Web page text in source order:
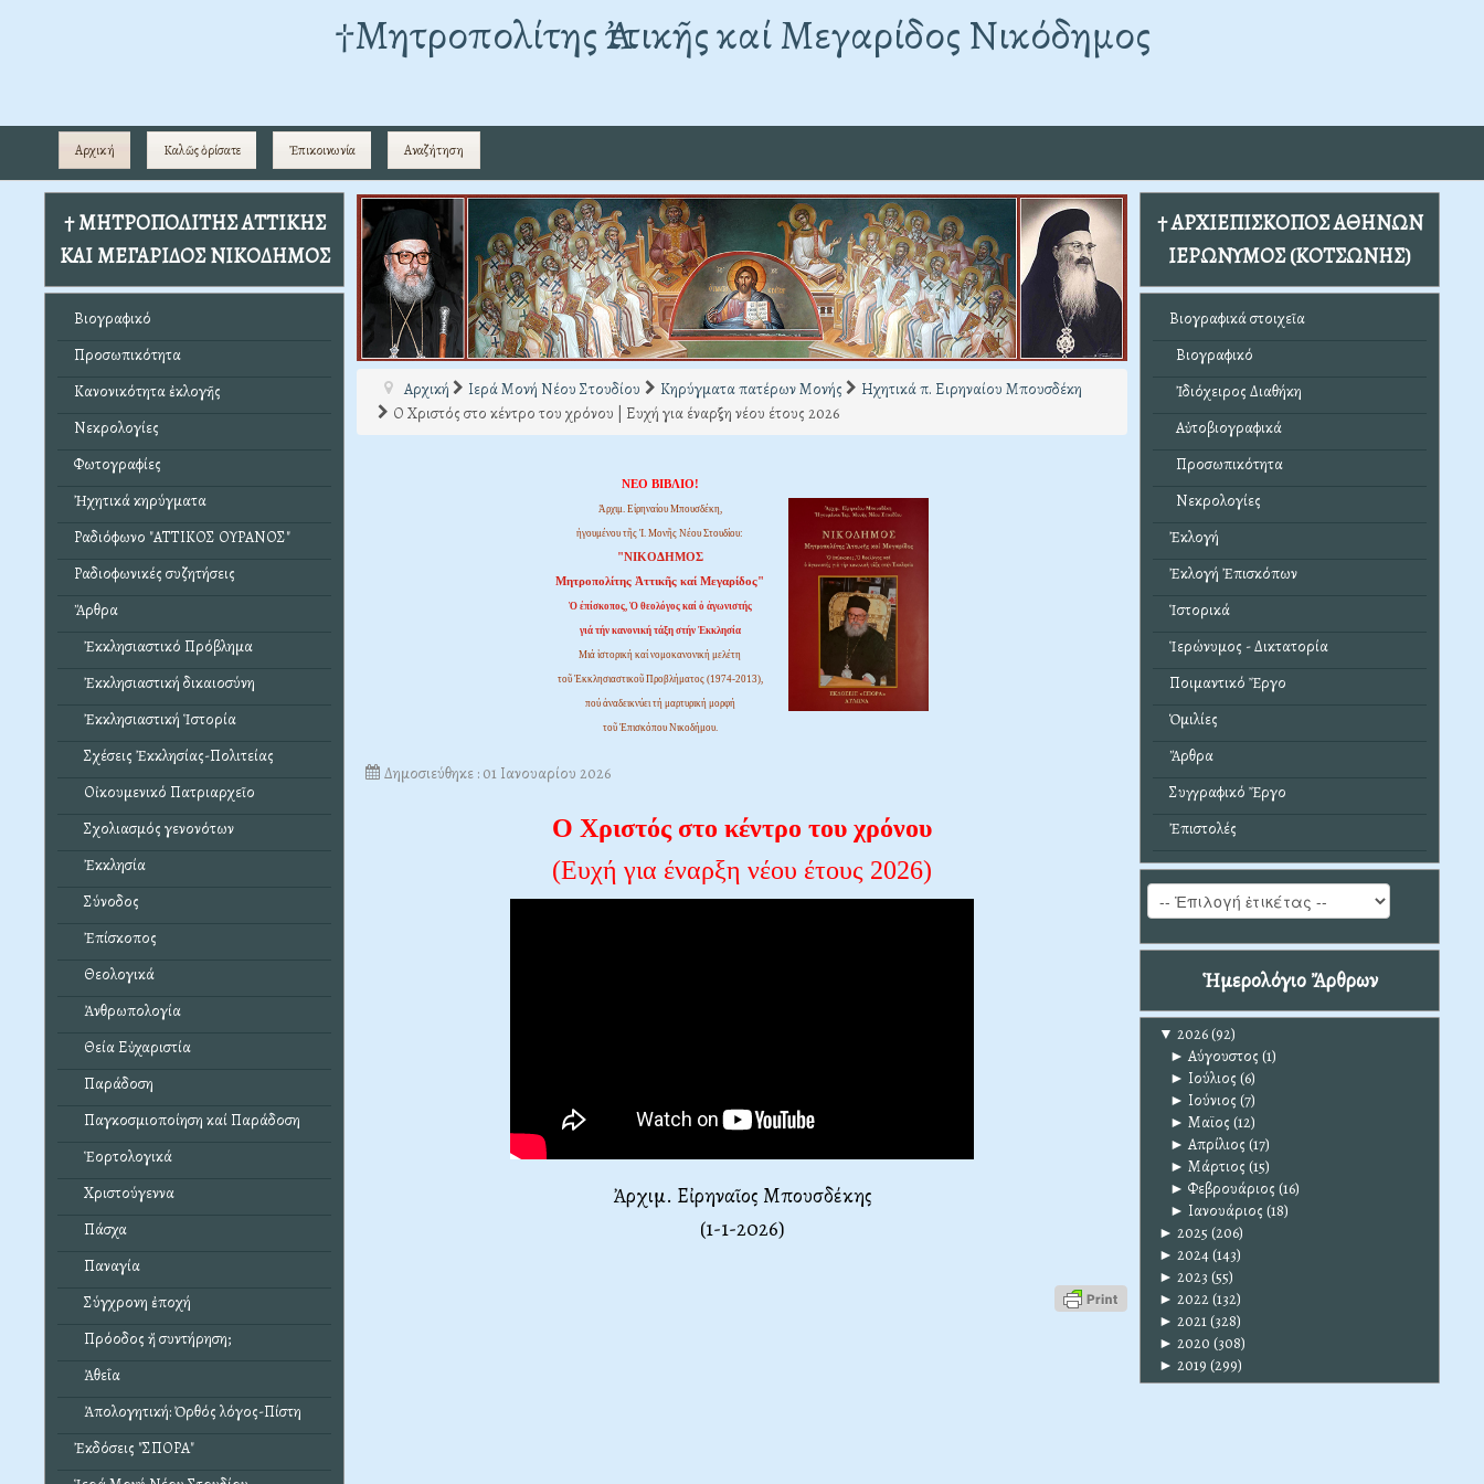
†Mητροπολίτης Ἀττικῆς καί Μεγαρίδος Νικόδημος
Αρχική Καλῶς ὁρίσατε Ἐπικοινωνία Αναζήτηση
† ΜΗΤΡΟΠΟΛΙΤΗΣ ΑΤΤΙΚΗΣ
ΚΑΙ ΜΕΓΑΡΙΔΟΣ ΝΙΚΟΔΗΜΟΣ
Βιογραφικό
Προσωπικότητα
Κανονικότητα ἐκλογῆς
Νεκρολογίες
Φωτογραφίες
Ἠχητικά κηρύγματα
Ραδιόφωνο "ΑΤΤΙΚΟΣ ΟΥΡΑΝΟΣ"
Ραδιοφωνικές συζητήσεις
Ἄρθρα
Ἐκκλησιαστικό Πρόβλημα
Ἐκκλησιαστική δικαιοσύνη
Ἐκκλησιαστική Ἱστορία
Σχέσεις Ἐκκλησίας-Πολιτείας
Οἰκουμενικό Πατριαρχεῖο
Σχολιασμός γενονότων
Ἐκκλησία
Σύνοδος
Ἐπίσκοπος
Θεολογικά
Ἀνθρωπολογία
Θεία Εὐχαριστία
Παράδοση
Παγκοσμιοποίηση καί Παράδοση
Ἑορτολογικά
Χριστούγεννα
Πάσχα
Παναγία
Σύγχρονη ἐποχή
Πρόοδος ἤ συντήρηση;
Ἀθεΐα
Ἀπολογητική: Ὀρθός λόγος-Πίστη
Ἐκδόσεις "ΣΠΟΡΑ"
Αρχική Ιερά Μονή Νέου Στουδίου Κηρύγματα πατέρων Μονής
Ηχητικά π. Ειρηναίου Μπουσδέκη
Ο Χριστός στο κέντρο του χρόνου | Ευχή για έναρξη νέου έτους 2026
ΝΕΟ ΒΙΒΛΙΟ!
Ἀρχιμ. Εἰρηναίου Μπουσδέκη,
ἡγουμένου τῆς Ἱ. Μονῆς Νέου Στουδίου:
"ΝΙΚΟΔΗΜΟΣ
Μητροπολίτης Ἀττικῆς καί Μεγαρίδος"
Ὁ ἐπίσκοπος, Ὁ θεολόγος καί ὁ ἀγωνιστής
γιά τήν κανονική τάξη στήν Ἐκκλησία
Μιά ἱστορική καί νομοκανονική μελέτη
τοῦ Ἐκκλησιαστικοῦ Προβλήματος (1974-2013),
πού ἀναδεικνύει τή μαρτυρική μορφή
τοῦ Ἐπισκόπου Νικοδήμου.
Δημοσιεύθηκε : 01 Ιανουαρίου 2026
Ο Χριστός στο κέντρο του χρόνου
(Ευχή για έναρξη νέου έτους 2026)
Ἀρχιμ. Εἰρηναῖος Μπουσδέκης
(1-1-2026)
† ΑΡΧΙΕΠΙΣΚΟΠΟΣ ΑΘΗΝΩΝ
ΙΕΡΩΝΥΜΟΣ (ΚΟΤΣΩΝΗΣ)
Βιογραφικά στοιχεῖα
Βιογραφικό
Ἰδιόχειρος Διαθήκη
Αὐτοβιογραφικά
Προσωπικότητα
Νεκρολογίες
Ἐκλογή
Ἐκλογή Ἐπισκόπων
Ἱστορικά
Ἱερώνυμος - Δικτατορία
Ποιμαντικό Ἔργο
Ὁμιλίες
Ἄρθρα
Συγγραφικό Ἔργο
Ἐπιστολές
Ἡμερολόγιο Ἄρθρων
▼ 2026(92)
► Αύγουστος (1)
► Ιούλιος (6)
► Ιούνιος (7)
► Μαϊος (12)
► Απρίλιος (17)
► Μάρτιος (15)
► Φεβρουάριος (16)
► Ιανουάριος (18)
► 2025 (206)
► 2024(143)
► 2023 (55)
► 2022(132)
► 2021(328)
► 2020 (308)
► 2019 (299)